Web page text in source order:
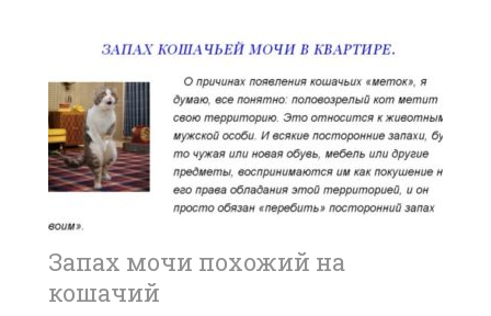
Запах мочи похожий на
кошачий